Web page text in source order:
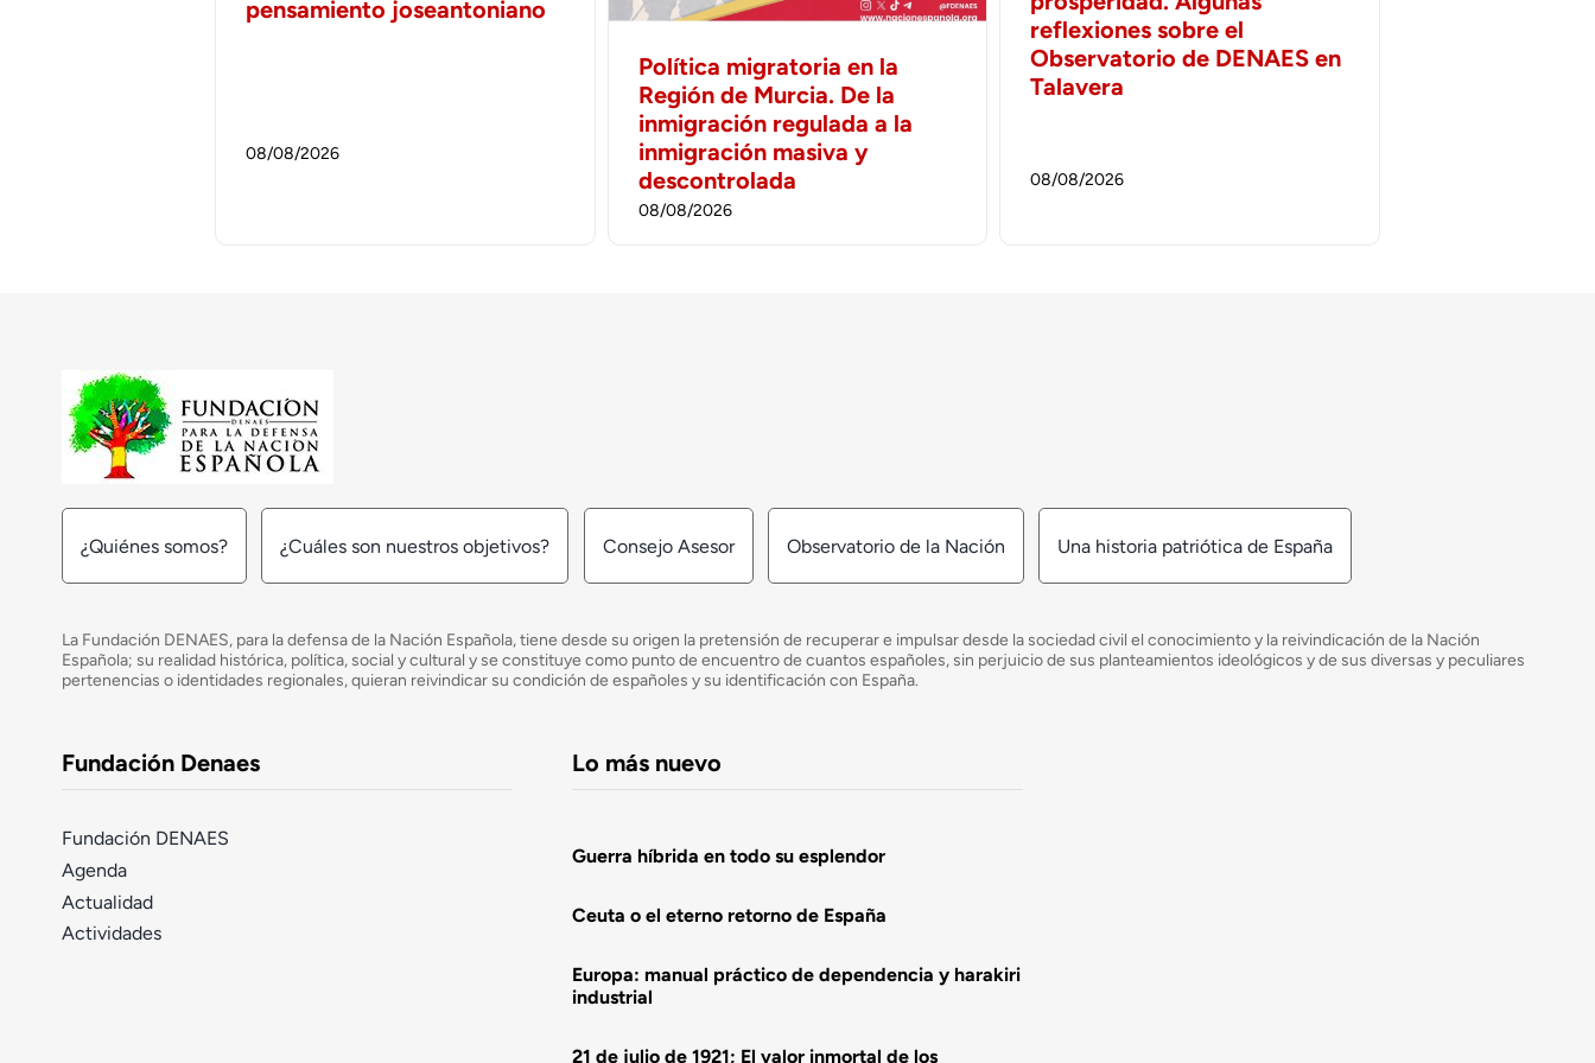
pensamiento joseantoniano
08/08/2026
Política migratoria en la
Región de Murcia. De la
inmigración regulada a la
inmigración masiva y
descontrolada
08/08/2026
reflexiones sobre el
Observatorio de DENAES en
Talavera
08/08/2026
¿Quiénes somos? ¿Cuáles son nuestros objetivos? Consejo Asesor Observatorio de la Nación Una historia patriótica de España
La Fundación DENAES, para la defensa de la Nación Española, tiene desde su origen la pretensión de recuperar e impulsar desde la sociedad civil el conocimiento y la reivindicación de la Nación
Española; su realidad histórica, política, social y cultural y se constituye como punto de encuentro de cuantos españoles, sin perjuicio de sus planteamientos ideológicos y de sus diversas y peculiares
pertenencias o identidades regionales, quieran reivindicar su condición de españoles y su identificación con España.
Fundación Denaes
Fundación DENAES
Agenda
Actualidad
Actividades
Lo más nuevo
Guerra híbrida en todo su esplendor
Ceuta o el eterno retorno de España
Europa: manual práctico de dependencia y harakiri
industrial
21 de julio de 1921; El valor inmortal de los